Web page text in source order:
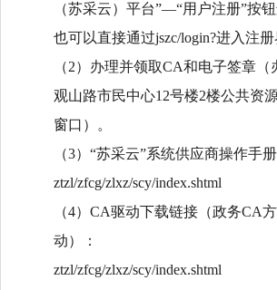
（苏采云）平台”—“用户注册”按
也可以直接通过jszc/login?进入注册
（2）办理并领取CA和电子签章（
观山路市民中心12号楼2楼公共资
窗口）。
（3）“苏采云”系统供应商操作手册
ztzl/zfcg/zlxz/scy/index.shtml
（4）CA驱动下载链接（政务CA
动）：
ztzl/zfcg/zlxz/scy/index.shtml